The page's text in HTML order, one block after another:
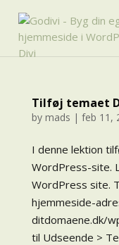
Tilføj temaet
by mads | feb 11,
I denne lektion
WordPress-site.
WordPress site.
hjemmeside-
ditdomaene.dk/
til Udseende >